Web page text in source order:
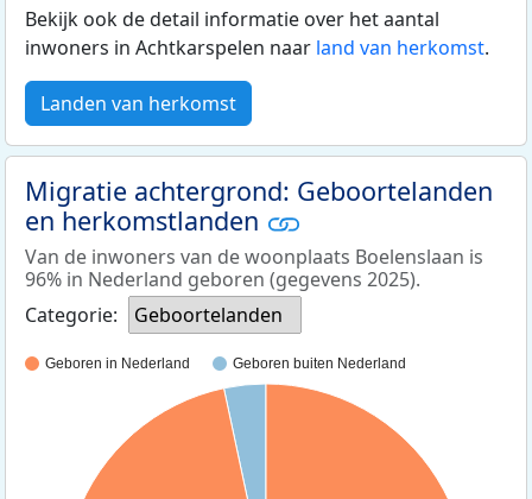
Bekijk ook de detail informatie over het aantal
inwoners in Achtkarspelen naar land van herkomst.
Landen van herkomst
Migratie achtergrond: Geboortelanden
en herkomstlanden
Van de inwoners van de woonplaats Boelenslaan is
96% in Nederland geboren (gegevens 2025).
Categorie:
Geboortelanden
Geboren in Nederland Geboren buiten Nederland